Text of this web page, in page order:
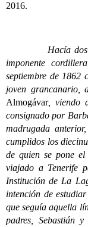
2016.
Hacía dos
imponente
septiembre de 1862
joven grancanario,
Almogávar, viendo
consignado por
madrugada
cumplidos los
de quien se pone
viajado a Tenerife
Institución de La
intención de
que seguía aquella
padres, Sebastián